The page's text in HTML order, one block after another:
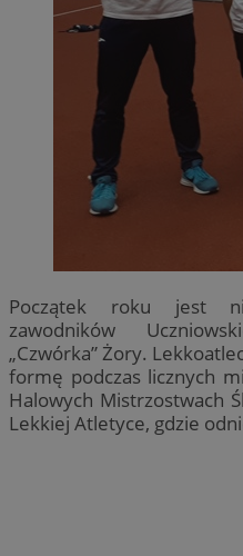
Początek roku jest
zawodników
„Czwórka” Żory.
formę podczas licznych
Halowych Mistrzostwach
Lekkiej Atletyce, gdzie